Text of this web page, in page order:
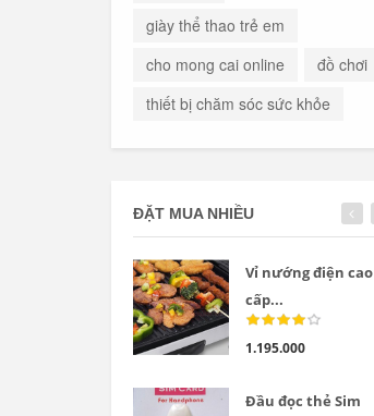
giày thể thao trẻ em
cho mong cai online
đồ chơi
thiết bị chăm sóc sức khỏe
ĐẶT MUA NHIỀU
Vỉ nướng điện cao
cấp...
1.195.000
Đầu đọc thẻ Sim